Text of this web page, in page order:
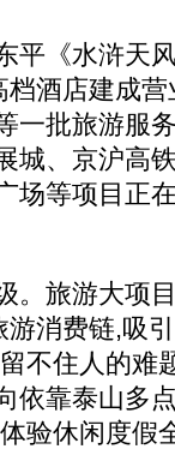
《水浒天
档酒店建成
一批旅游服
城、京沪高
场等项目正
旅游大项目
消费链,吸
不住人的难
依靠泰山多
验休闲度假